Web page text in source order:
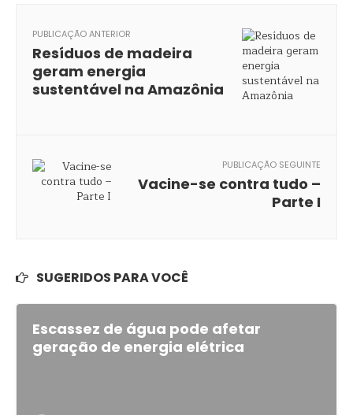
PUBLICAÇÃO ANTERIOR
Resíduos de madeira
geram energia
sustentável na Amazônia
PUBLICAÇÃO SEGUINTE
Vacine-se contra tudo –
Parte I
SUGERIDOS PARA VOCÊ
Escassez de água pode afetar
geração de energia elétrica